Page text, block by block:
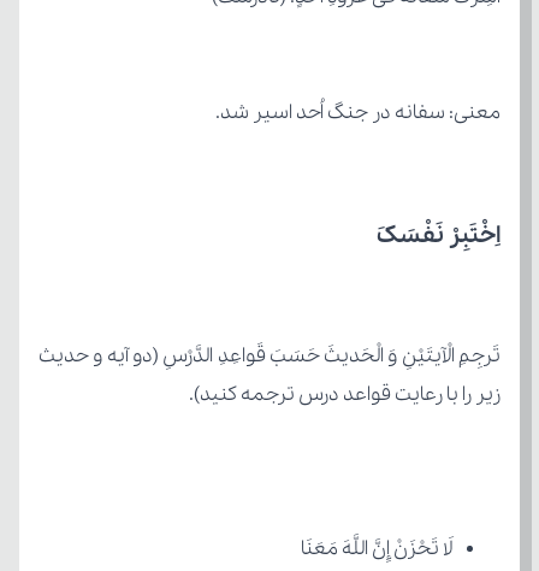
معنی: سفانه در جنگ اُحد اسیر شد.
اِخْتَبِرْ نَفْسَکَ
زیر را با رعایت قواعد درس ترجمه کنید).
لَا تَحْزَنْ إِنَّ اللَّهَ مَعَنَا